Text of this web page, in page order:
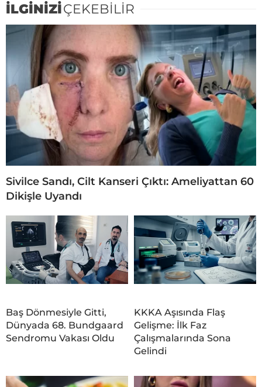
İLGİNİZİÇEKEBİLİR
Sivilce Sandı, Cilt Kanseri Çıktı: Ameliyattan 60
Dikişle Uyandı
Baş Dönmesiyle Gitti,
Dünyada 68. Bundgaard
Sendromu Vakası Oldu
KKKA Aşısında Flaş
Gelişme: İlk Faz
Çalışmalarında Sona
Gelindi